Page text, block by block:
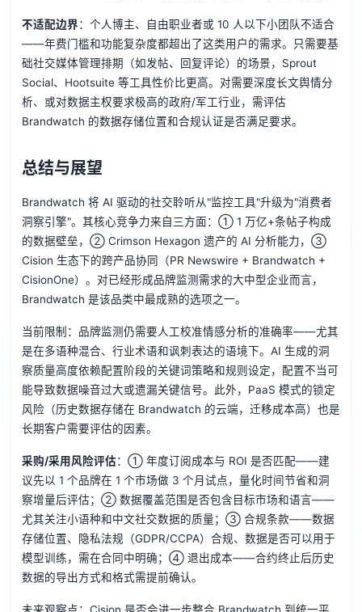
不适配边界：个人博主、自由职业者或 10 人以下小团队不适合
——年费门槛和功能复杂度都超出了这类用户的需求。只需要基
础社交媒体管理排期（如发帖、回复评论）的场景，Sprout
Social、Hootsuite 等工具性价比更高。对需要深度长文舆情分
析、或对数据主权要求极高的政府/军工行业，需评估
Brandwatch 的数据存储位置和合规认证是否满足要求。
总结与展望
Brandwatch 将 AI 驱动的社交聆听从"监控工具"升级为"消费者
洞察引擎"。其核心竞争力来自三方面：① 1 万亿+条帖子构成
的数据壁垒，② Crimson Hexagon 遗产的 AI 分析能力，③
Cision 生态下的跨产品协同（PR Newswire + Brandwatch +
CisionOne）。对已经形成品牌监测需求的大中型企业而言，
Brandwatch 是该品类中最成熟的选项之一。
当前限制：品牌监测仍需要人工校准情感分析的准确率——尤其
是在多语种混合、行业术语和讽刺表达的语境下。AI 生成的洞
察质量高度依赖配置阶段的关键词策略和规则设定，配置不当可
能导致数据噪音过大或遗漏关键信号。此外，PaaS 模式的锁定
风险（历史数据存储在 Brandwatch 的云端，迁移成本高）也是
长期客户需要评估的因素。
采购/采用风险评估：① 年度订阅成本与 ROI 是否匹配——建
议先以 1 个品牌在 1 个市场做 3 个月试点，量化时间节省和洞
察增量后评估；② 数据覆盖范围是否包含目标市场和语言——
尤其关注小语种和中文社交数据的质量；③ 合规条款——数据
存储位置、隐私法规（GDPR/CCPA）合规、数据是否可以用于
模型训练，需在合同中明确；④ 退出成本——合约终止后历史
数据的导出方式和格式需提前确认。